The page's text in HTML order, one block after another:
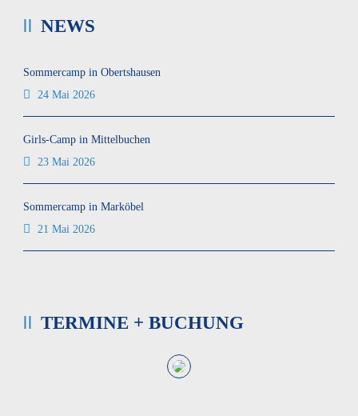
NEWS
Sommercamp in Obertshausen
24 Mai 2026
Girls-Camp in Mittelbuchen
23 Mai 2026
Sommercamp in Marköbel
21 Mai 2026
TERMINE + BUCHUNG